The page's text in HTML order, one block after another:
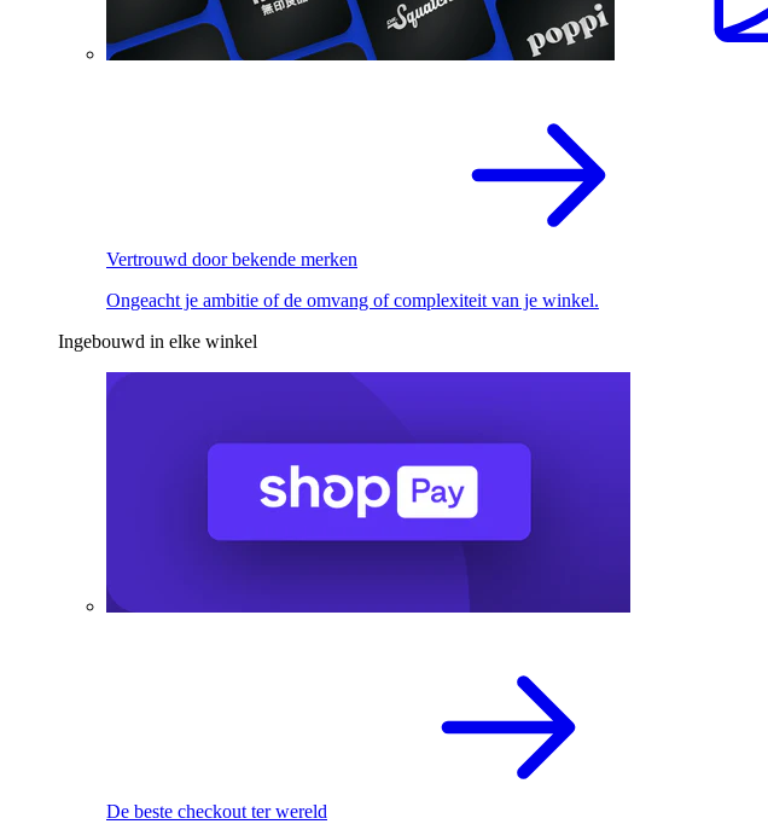
Vertrouwd door bekende merken
Ongeacht je ambitie of de omvang of complexiteit van je winkel.
Ingebouwd in elke winkel
De beste checkout ter wereld